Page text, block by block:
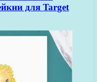
для Target